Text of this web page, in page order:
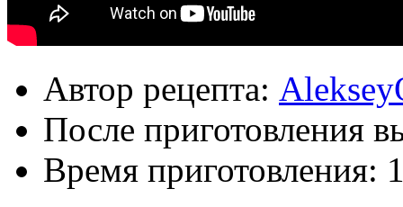
Автор рецепта:
После приготовления
Время приготовления: